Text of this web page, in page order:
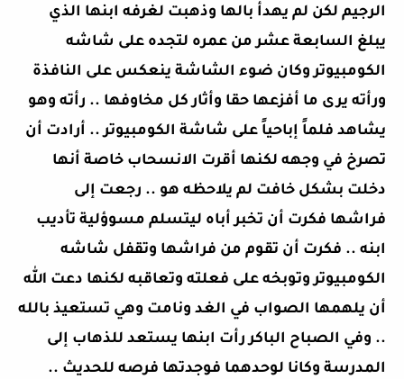
الرجيم لكن لم يهدأ بالها وذهبت لغرفه ابنها الذي
يبلغ السابعة عشر من عمره لتجده على شاشه
الكومبيوتر وكان ضوء الشاشة ينعكس على النافذة
ورأته يرى ما أفزعها حقا وأثار كل مخاوفها .. رأته وهو
يشاهد فلماً إباحياً على شاشة الكومبيوتر .. أرادت أن
تصرخ في وجهه لكنها أقرت الانسحاب خاصة أنها
دخلت بشكل خافت لم يلاحظه هو .. رجعت إلى
فراشها فكرت أن تخبر أباه ليتسلم مسوؤلية تأديب
ابنه .. فكرت أن تقوم من فراشها وتقفل شاشه
الكومبيوتر وتوبخه على فعلته وتعاقبه لكنها دعت الله
أن يلهمها الصواب في الغد ونامت وهي تستعيذ بالله
.. وفي الصباح الباكر رأت ابنها يستعد للذهاب إلى
المدرسة وكانا لوحدهما فوجدتها فرصه للحديث ..